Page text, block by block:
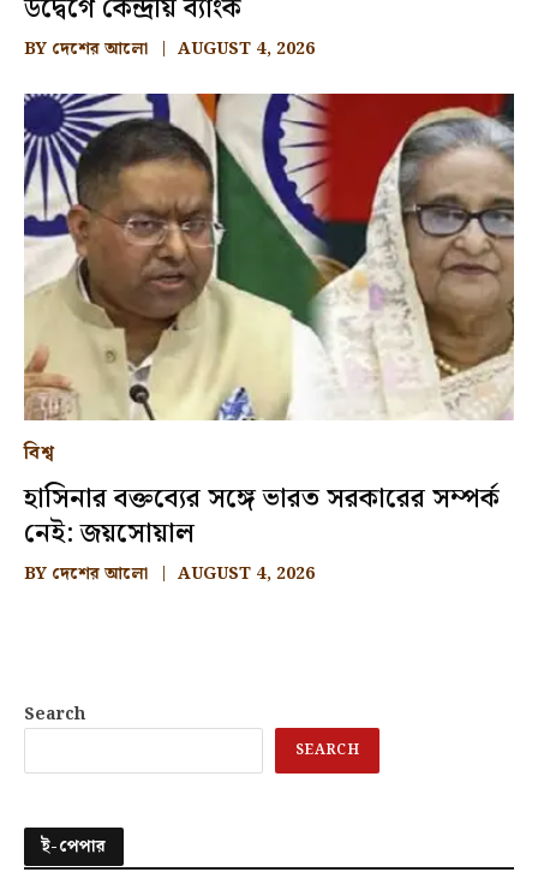
উদ্বেগে কেন্দ্রীয় ব্যাংক
BY দেশের আলো AUGUST 4, 2026
বিশ্ব
হাসিনার বক্তব্যের সঙ্গে ভারত সরকারের সম্পর্ক
নেই: জয়সোয়াল
BY দেশের আলো AUGUST 4, 2026
Search
SEARCH
ই-পেপার